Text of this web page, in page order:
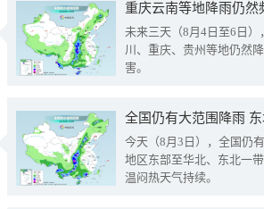
重庆云南等地降雨仍然
未来三天（8月4日至6日
川、重庆、贵州等地仍然
害。
全国仍有大范围降雨
今天（8月3日），全国仍
地区东部至华北、东北一
温闷热天气持续。